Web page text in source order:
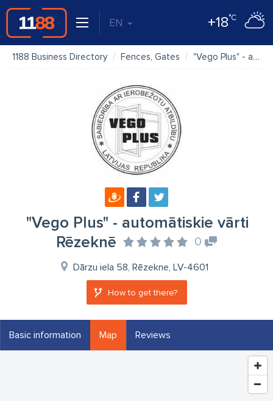
EN +18°C
1188 Business Directory Fences, Gates "Vego Plus" - automātiskie vārti Rēzeknē
"Vego Plus" - automātiskie vārti
Rēzeknē
0
Dārzu iela 58, Rēzekne, LV-4601
How to get there?
Basic information Map Reviews